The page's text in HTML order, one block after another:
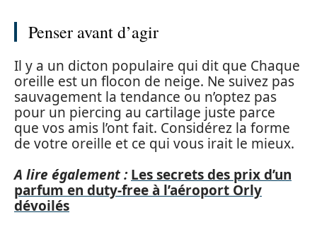
Penser avant d’agir
Il y a un dicton populaire qui dit que Chaque
oreille est un flocon de neige. Ne suivez pas
sauvagement la tendance ou n’optez pas
pour un piercing au cartilage juste parce
que vos amis l’ont fait. Considérez la forme
de votre oreille et ce qui vous irait le mieux.
A lire également : Les secrets des prix d’un
parfum en duty-free à l’aéroport Orly
dévoilés